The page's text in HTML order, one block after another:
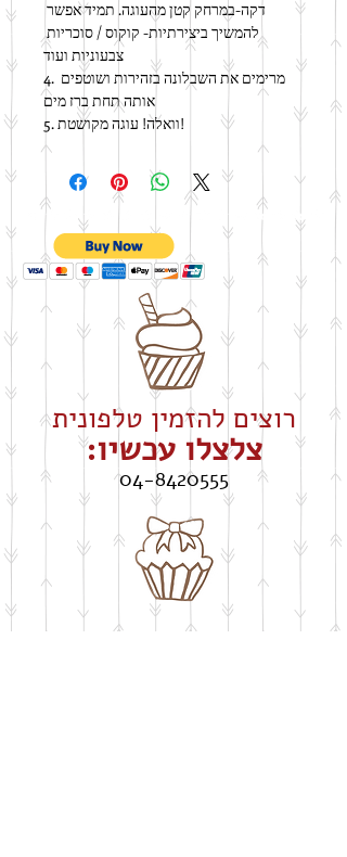
להמשיך ביצירתיות- קוקוס / סוכריות
צבעוניות ועוד
4. מרימים את השבלונה בזהירות ושוטפים
אותה תחת ברז מים
5. וואלה! עוגה מקושטת!
רוצים להזמין טלפונית
צלצלו עכשיו:
04-8420555